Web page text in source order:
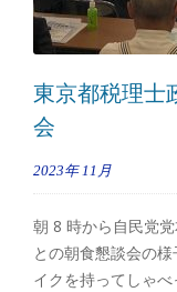
東京都税理士
会
2023年 11月
朝 8 時から自民党
との朝食懇談会の
イクを持ってしゃ